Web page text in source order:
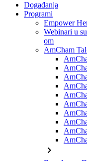
Događanja
Programi
Empower
Webinari u
om
AmCham
chevron_right